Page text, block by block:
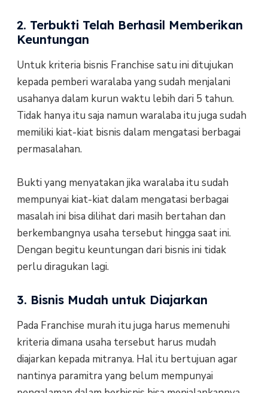
2. Terbukti Telah Berhasil Memberikan
Keuntungan
Untuk kriteria bisnis Franchise satu ini ditujukan
kepada pemberi waralaba yang sudah menjalani
usahanya dalam kurun waktu lebih dari 5 tahun.
Tidak hanya itu saja namun waralaba itu juga sudah
memiliki kiat-kiat bisnis dalam mengatasi berbagai
permasalahan.
Bukti yang menyatakan jika waralaba itu sudah
mempunyai kiat-kiat dalam mengatasi berbagai
masalah ini bisa dilihat dari masih bertahan dan
berkembangnya usaha tersebut hingga saat ini.
Dengan begitu keuntungan dari bisnis ini tidak
perlu diragukan lagi.
3. Bisnis Mudah untuk Diajarkan
Pada Franchise murah itu juga harus memenuhi
kriteria dimana usaha tersebut harus mudah
diajarkan kepada mitranya. Hal itu bertujuan agar
nantinya paramitra yang belum mempunyai